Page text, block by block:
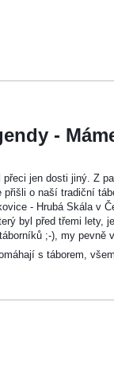
-
jen dosti jiný. Z
o naší tradiční
- Hrubá Skála v
byl před třemi lety,
;-), my pevně
s táborem,